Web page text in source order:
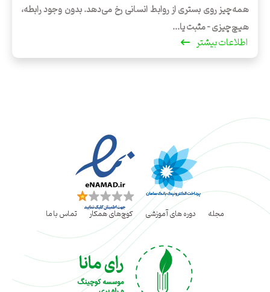
همه‌چیز روی بستری از روابط انسانی رخ می‌دهد. بدون وجود رابطه،
هیچ‌چیزی - مثبت یا...
اطلاعات بیشتر
مجله دوره های آموزشی کوچ‌های همکار تماس با ما